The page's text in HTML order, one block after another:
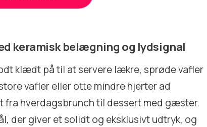
keramisk belægning og lydsignal
klædt på til at servere lækre, sprøde vafler
vafler eller otte mindre hjerter ad
fra hverdagsbrunch til dessert med gæster.
der giver et solidt og eksklusivt udtryk, og